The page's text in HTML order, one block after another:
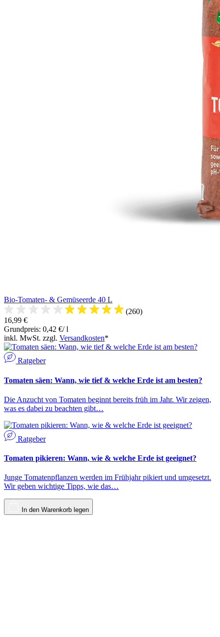
Bio-Tomaten- & Gemüseerde 40 L
(260)
16,99 €
Grundpreis: 0,42 €/ l
inkl. MwSt. zzgl. Versandkosten*
Ratgeber
Tomaten säen: Wann, wie tief & welche Erde ist am besten?
Die Anzucht von Tomaten beginnt bereits früh im Jahr. Wir zeigen,
was es dabei zu beachten gibt…
Ratgeber
Tomaten pikieren: Wann, wie & welche Erde ist geeignet?
Junge Tomatenpflanzen werden im Frühjahr pikiert und umgesetzt.
Wir geben wichtige Tipps, wie das…
In den Warenkorb legen